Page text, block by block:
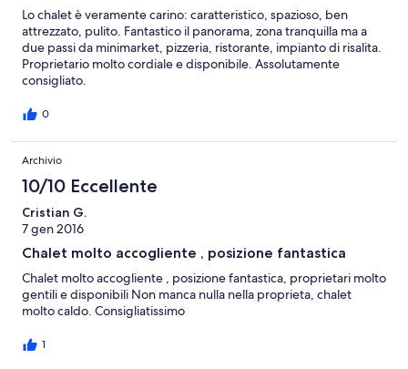
Lo chalet è veramente carino: caratteristico, spazioso, ben
attrezzato, pulito. Fantastico il panorama, zona tranquilla ma a
due passi da minimarket, pizzeria, ristorante, impianto di risalita.
Proprietario molto cordiale e disponibile. Assolutamente
consigliato.
0
Archivio
10/10 Eccellente
Cristian G.
7 gen 2016
Chalet molto accogliente , posizione fantastica
Chalet molto accogliente , posizione fantastica, proprietari molto
gentili e disponibili Non manca nulla nella proprieta, chalet
molto caldo. Consigliatissimo
1